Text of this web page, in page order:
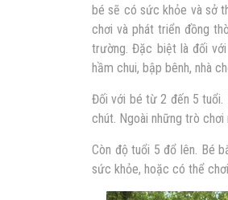
bé sẽ có sức khỏe và sở
chơi và phát triển đồng
trường. Đặc biệt là đối
hầm chui, bập bênh, nhà
Đối với bé từ 2 đến 5 tuổi.
chút. Ngoài những trò
Còn độ tuổi 5 đổ lên. Bé
sức khỏe, hoặc có thể